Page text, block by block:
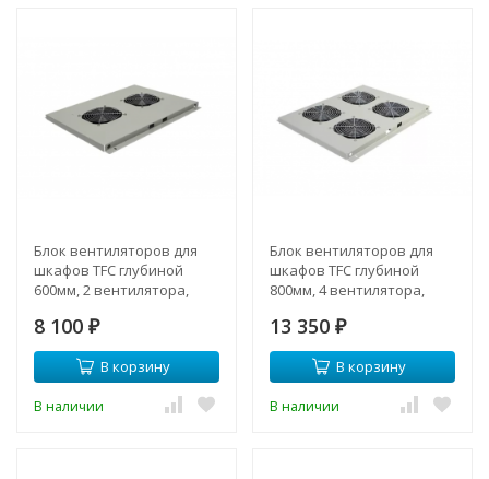
Блок вентиляторов для
шкафов TFC глубиной
600мм, 2 вентилятора,
8 100 ₽
В корзину
В наличии
Блок вентиляторов для
шкафов TFC глубиной
800мм, 4 вентилятора,
13 350 ₽
В корзину
В наличии